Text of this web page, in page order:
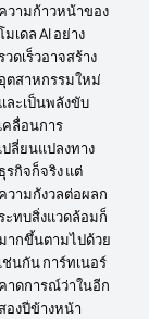
ความก้าวหน้าของ
มเดล AI อย่าง
วดเร็วอาจสร้าง
อุตสาหกรรมใหม่
และเป็นพลังขับ
เคลื่อนการ
เปลี่ยนแปลงทาง
ธุรกิจก็จริง แต่
ความกังวลต่อผลก
ะทบสิ่งแวดล้อมก็
ากขึ้นตามไปด้วย
เช่นกัน การ์ทเนอร์
คาดการณ์ว่าในอีก
องปีข้างหน้า